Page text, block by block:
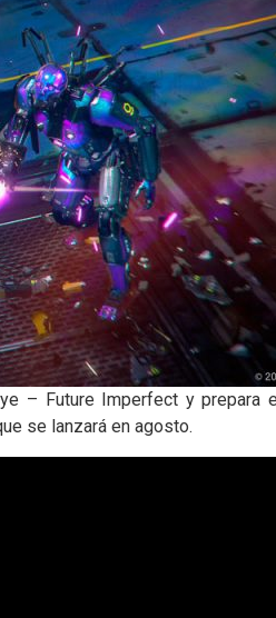
– Future Imperfect y prepara
se lanzará en agosto.